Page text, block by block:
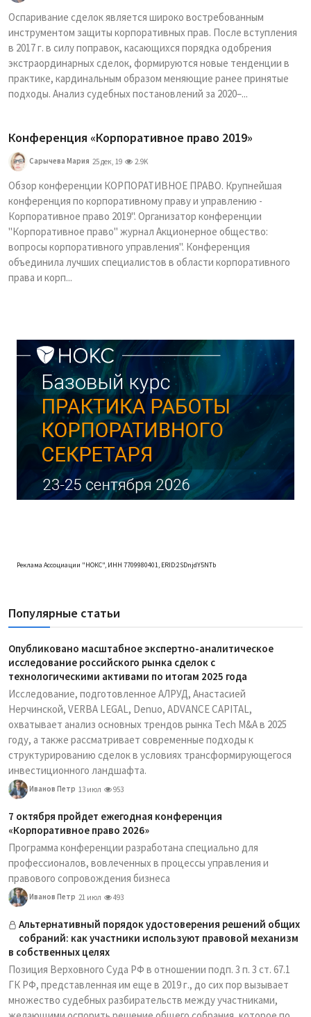
Оспаривание сделок является широко востребованным
инструментом защиты корпоративных прав. После вступления
в 2017 г. в силу поправок, касающихся порядка одобрения
экстраординарных сделок, формируются новые тенденции в
практике, кардинальным образом меняющие ранее принятые
подходы. Анализ судебных постановлений за 2020–...
Конференция «Корпоративное право 2019»
Сарычева Мария 25 дек, 19 2.9K
Обзор конференции КОРПОРАТИВНОЕ ПРАВО. Крупнейшая
конференция по корпоративному праву и управлению -
Корпоративное право 2019". Организатор конференции
"Корпоративное право" журнал Акционерное общество:
вопросы корпоративного управления". Конференция
объединила лучших специалистов в области корпоративного
права и корп...
Реклама Ассоциации "НОКС", ИНН 7709980401, ERID:2SDnjdY5NTb
Популярные статьи
Опубликовано масштабное экспертно-аналитическое
исследование российского рынка сделок с
технологическими активами по итогам 2025 года
Исследование, подготовленное АЛРУД, Анастасией
Нерчинской, VERBA LEGAL, Denuo, ADVANCE CAPITAL,
охватывает анализ основных трендов рынка Tech M&A в 2025
году, а также рассматривает современные подходы к
структурированию сделок в условиях трансформирующегося
инвестиционного ландшафта.
Иванов Петр 13 июл 953
7 октября пройдет ежегодная конференция
«Корпоративное право 2026»
Программа конференции разработана специально для
профессионалов, вовлеченных в процессы управления и
правового сопровождения бизнеса
Иванов Петр 21 июл 493
Альтернативный порядок удостоверения решений общих
собраний: как участники используют правовой механизм
в собственных целях
Позиция Верховного Суда РФ в отношении подп. 3 п. 3 ст. 67.1
ГК РФ, представленная им еще в 2019 г., до сих пор вызывает
множество судебных разбирательств между участниками,